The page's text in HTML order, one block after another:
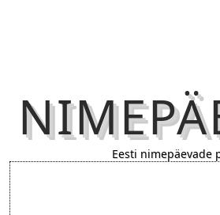
Eesti nimepäevade